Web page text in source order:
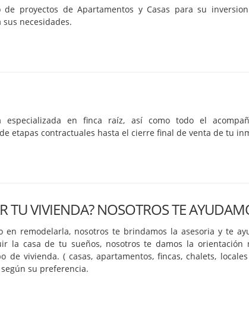
proyectos de Apartamentos y Casas para su
necesidades.
especializada en finca raíz, así como todo el
etapas contractuales hasta el cierre final de venta de tu
TU VIVIENDA? NOSOTROS TE
en remodelarla, nosotros te brindamos la asesoria y te
la casa de tu sueños, nosotros te damos la orientación
de vivienda. ( casas, apartamentos, fincas, chalets,
su preferencia.